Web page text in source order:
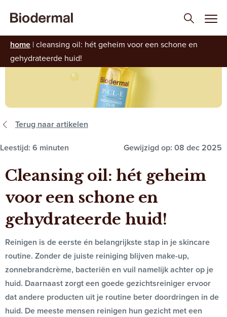
home |cleansing oil: hét geheim voor een schone en
gehydrateerde huid!
Terug naar artikelen
Leestijd: 6 minuten
Gewijzigd op: 08 dec 2025
Cleansing oil: hét geheim
voor een schone en
gehydrateerde huid!
Reinigen is de eerste én belangrijkste stap in je skincare
routine. Zonder de juiste reiniging blijven make-up,
zonnebrandcrème, bacteriën en vuil namelijk achter op je
huid. Daarnaast zorgt een goede gezichtsreiniger ervoor
dat andere producten uit je routine beter doordringen in de
huid. De meeste mensen reinigen hun gezicht met een